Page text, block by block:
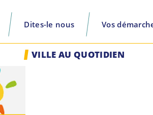
Dites-le nous Vos
recherche
VILLE AU QUOTIDIEN